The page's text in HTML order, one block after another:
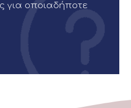
για οποιαδήποτε